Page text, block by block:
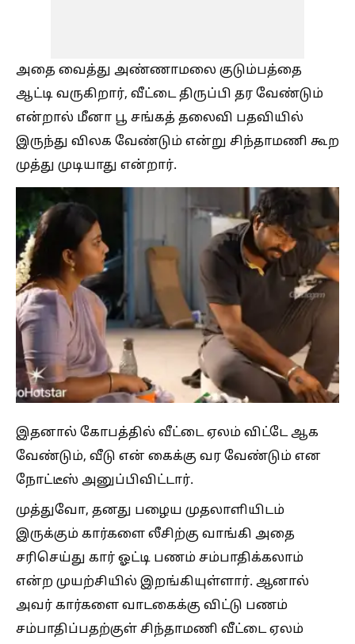
அதை வைத்து அண்ணாமலை குடும்பத்தை
ஆட்டி வருகிறார், வீட்டை திருப்பி தர வேண்டும்
என்றால் மீனா பூ சங்கத் தலைவி பதவியில்
இருந்து விலக வேண்டும் என்று சிந்தாமணி கூற
முத்து முடியாது என்றார்.
இதனால் கோபத்தில் வீட்டை ஏலம் விட்டே ஆக
வேண்டும், வீடு என் கைக்கு வர வேண்டும் என
நோட்டீஸ் அனுப்பிவிட்டார்.
முத்துவோ, தனது பழைய முதலாளியிடம்
இருக்கும் கார்களை லீசிற்கு வாங்கி அதை
சரிசெய்து கார் ஓட்டி பணம் சம்பாதிக்கலாம்
என்ற முயற்சியில் இறங்கியுள்ளார். ஆனால்
அவர் கார்களை வாடகைக்கு விட்டு பணம்
சம்பாதிப்பதற்குள் சிந்தாமணி வீட்டை ஏலம்